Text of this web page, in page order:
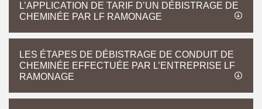
L’APPLICATION DE TARIF D’UN DÉBISTRAGE DE
CHEMINÉE PAR LF RAMONAGE
LES ÉTAPES DE DÉBISTRAGE DE CONDUIT DE
CHEMINÉE EFFECTUÉE PAR L’ENTREPRISE LF
RAMONAGE